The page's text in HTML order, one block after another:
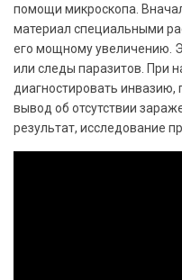
помощи микроскопа.
материал специальными
его мощному увеличению.
или следы паразитов. При
диагностировать инвазию,
вывод об отсутствии
результат, исследование